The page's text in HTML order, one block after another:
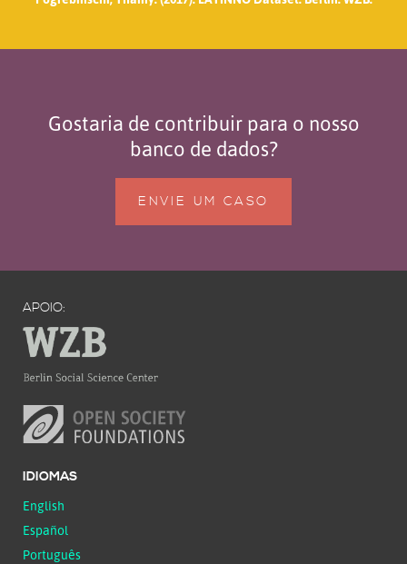
Gostaria de contribuir para o nosso
banco de dados?
ENVIE UM CASO
APOIO:
IDIOMAS
English
Español
Português